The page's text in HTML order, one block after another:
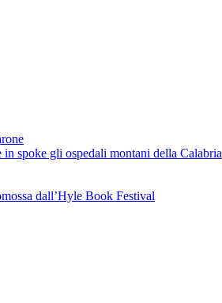
spoke gli ospedali montani della Calabria
dall’Hyle Book Festival